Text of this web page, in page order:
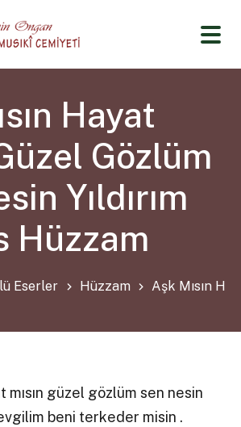
Hayat
Gözlüm
Yıldırım
Hüzzam
Eserler Hüzzam Aşk Mısın
mısın güzel gözlüm sen nesin
beni terkeder misin .